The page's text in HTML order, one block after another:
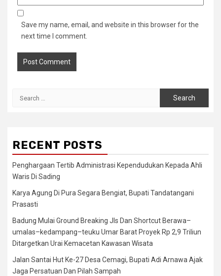
Save my name, email, and website in this browser for the
next time I comment.
RECENT POSTS
Penghargaan Tertib Administrasi Kependudukan Kepada Ahli
Waris Di Sading
Karya Agung Di Pura Segara Bengiat, Bupati Tandatangani
Prasasti
Badung Mulai Ground Breaking Jls Dan Shortcut Berawa–
umalas–kedampang–teuku Umar Barat Proyek Rp 2,9 Triliun
Ditargetkan Urai Kemacetan Kawasan Wisata
Jalan Santai Hut Ke-27 Desa Cemagi, Bupati Adi Arnawa Ajak
Jaga Persatuan Dan Pilah Sampah